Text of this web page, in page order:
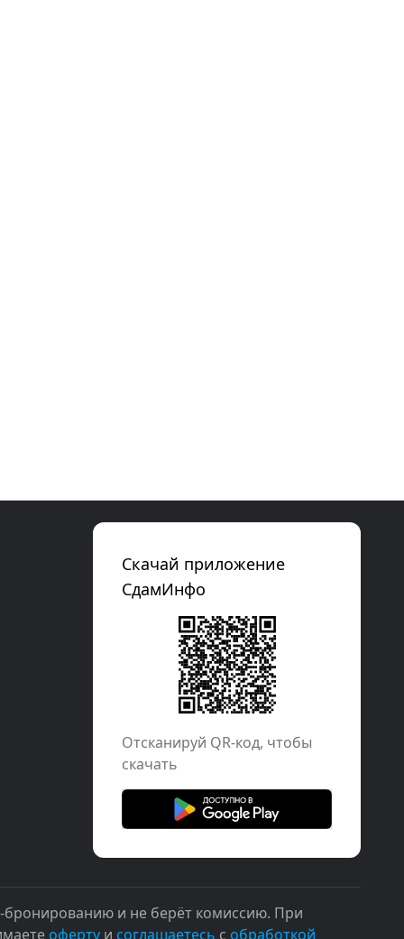
Скачай приложение
СдамИнфо
Отcканируй QR-код, чтобы
скачать
бронированию и не берёт комиссию. При
оферту и соглашаетесь с обработкой